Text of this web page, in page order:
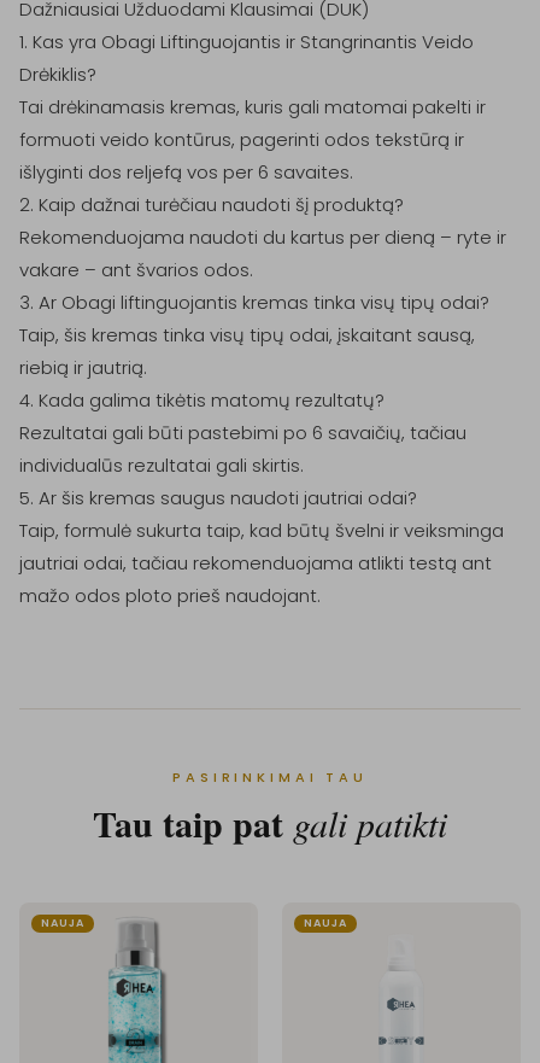
Dažniausiai Užduodami Klausimai (DUK)
1. Kas yra Obagi Liftinguojantis ir Stangrinantis Veido
Drėkiklis?
Tai drėkinamasis kremas, kuris gali matomai pakelti ir
formuoti veido kontūrus, pagerinti odos tekstūrą ir
išlyginti dos reljefą vos per 6 savaites.
2. Kaip dažnai turėčiau naudoti šį produktą?
Rekomenduojama naudoti du kartus per dieną – ryte ir
vakare – ant švarios odos.
3. Ar Obagi liftinguojantis kremas tinka visų tipų odai?
Taip, šis kremas tinka visų tipų odai, įskaitant sausą,
riebią ir jautrią.
4. Kada galima tikėtis matomų rezultatų?
Rezultatai gali būti pastebimi po 6 savaičių, tačiau
individualūs rezultatai gali skirtis.
5. Ar šis kremas saugus naudoti jautriai odai?
Taip, formulė sukurta taip, kad būtų švelni ir veiksminga
jautriai odai, tačiau rekomenduojama atlikti testą ant
mažo odos ploto prieš naudojant.
PASIRINKIMAI TAU
Tau taip pat gali patikti
NAUJA NAUJA